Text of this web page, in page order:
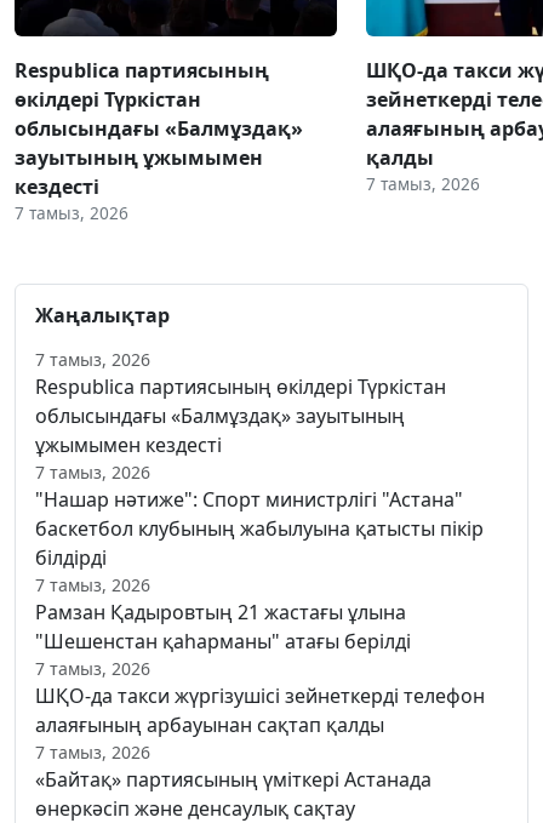
Respublica партиясының
өкілдері Түркістан
облысындағы «Балмұздақ»
зауытының ұжымымен
кездесті
7 тамыз, 2026
ШҚО-да такси
зейнеткерді
алаяғының
қалды
7 тамыз, 2026
Жаңалықтар
7 тамыз, 2026
Respublica партиясының өкілдері Түркістан
облысындағы «Балмұздақ» зауытының
ұжымымен кездесті
7 тамыз, 2026
"Нашар нәтиже": Спорт министрлігі "Астана"
баскетбол клубының жабылуына қатысты пікір
білдірді
7 тамыз, 2026
Рамзан Қадыровтың 21 жастағы ұлына
"Шешенстан қаһарманы" атағы берілді
7 тамыз, 2026
ШҚО-да такси жүргізушісі зейнеткерді телефон
алаяғының арбауынан сақтап қалды
7 тамыз, 2026
«Байтақ» партиясының үміткері Астанада
өнеркәсіп және денсаулық сақтау